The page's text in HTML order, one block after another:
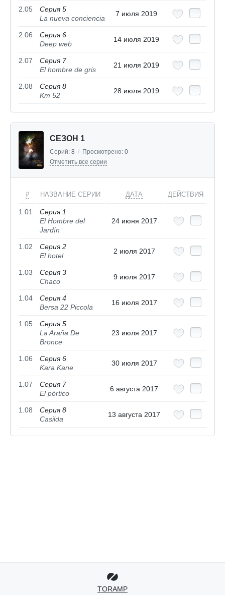
2.05
Серия 5
La nueva conciencia
7 июля 2019
2.06
Серия 6
Deep web
14 июля 2019
2.07
Серия 7
El hombre de gris
21 июля 2019
2.08
Серия 8
Km 52
28 июля 2019
СЕЗОН 1
Серий: 8 / Просмотрено: 0
Отметить все серии
# НАЗВАНИЕ СЕРИИ ДАТА ДЕЙСТВИЯ
1.01
Серия 1
El Hombre del
Jardín
24 июня 2017
1.02
Серия 2
El hotel
2 июля 2017
1.03
Серия 3
Chaco
9 июля 2017
1.04
Серия 4
Bersa 22 Piccola
16 июля 2017
1.05
Серия 5
La Araña De
Bronce
23 июля 2017
1.06
Серия 6
Kara Kane
30 июля 2017
1.07
Серия 7
El pórtico
6 августа 2017
1.08
Серия 8
Casilda
13 августа 2017
TORAMP